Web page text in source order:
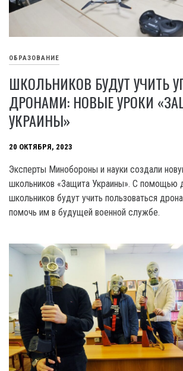
ОБРАЗОВАНИЕ
ШКОЛЬНИКОВ БУДУТ УЧИТЬ
ДРОНАМИ: НОВЫЕ УРОКИ
УКРАИНЫ»
20 ОКТЯБРЯ, 2023
Эксперты Минобороны и науки создали
школьников «Защита Украины». С помощью
школьников будут учить пользоваться
помочь им в будущей военной службе.